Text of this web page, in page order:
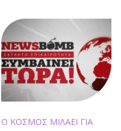
Ο ΚΟΣΜΟΣ ΜΙΛΑΕΙ ΓΙΑ